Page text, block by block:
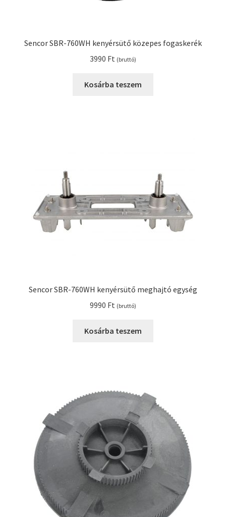
Sencor SBR-760WH kenyérsütő közepes fogaskerék
3990 Ft (bruttó)
Kosárba teszem
Sencor SBR-760WH kenyérsütő meghajtó egység
9990 Ft (bruttó)
Kosárba teszem